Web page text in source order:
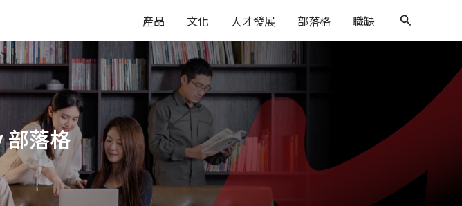
產品 文化 人才發展 部落格 職缺
搜
尋
部落格